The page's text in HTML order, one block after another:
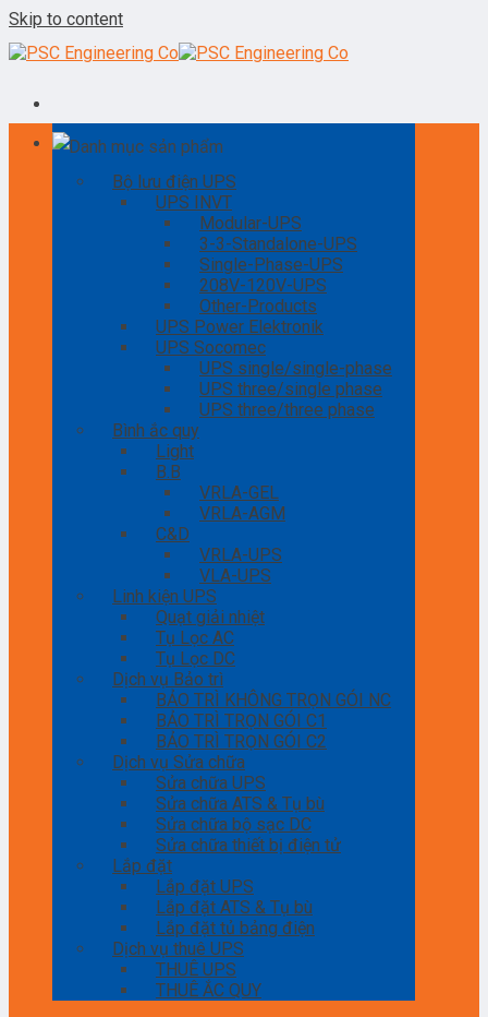
Skip to content
Danh mục sản phẩm
Bộ lưu điện UPS
UPS INVT
Modular-UPS
3-3-Standalone-UPS
Single-Phase-UPS
208V-120V-UPS
Other-Products
UPS Power Elektronik
UPS Socomec
UPS single/single-phase
UPS three/single phase
UPS three/three phase
Bình ắc quy
Light
B.B
VRLA-GEL
VRLA-AGM
C&D
VRLA-UPS
VLA-UPS
Linh kiện UPS
Quạt giải nhiệt
Tụ Lọc AC
Tụ Lọc DC
Dịch vụ Bảo trì
BẢO TRÌ KHÔNG TRỌN GÓI NC
BẢO TRÌ TRỌN GÓI C1
BẢO TRÌ TRỌN GÓI C2
Dịch vụ Sửa chữa
Sửa chữa UPS
Sửa chữa ATS & Tụ bù
Sửa chữa bộ sạc DC
Sửa chữa thiết bị điện tử
Lắp đặt
Lắp đặt UPS
Lắp đặt ATS & Tụ bù
Lắp đặt tủ bảng điện
Dịch vụ thuê UPS
THUÊ UPS
THUÊ ẮC QUY